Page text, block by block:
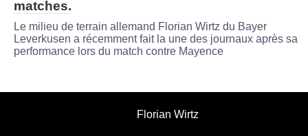
matches.
Le milieu de terrain allemand Florian Wirtz du Bayer
Leverkusen a récemment fait la une des journaux après sa
performance lors du match contre Mayence
Florian Wirtz